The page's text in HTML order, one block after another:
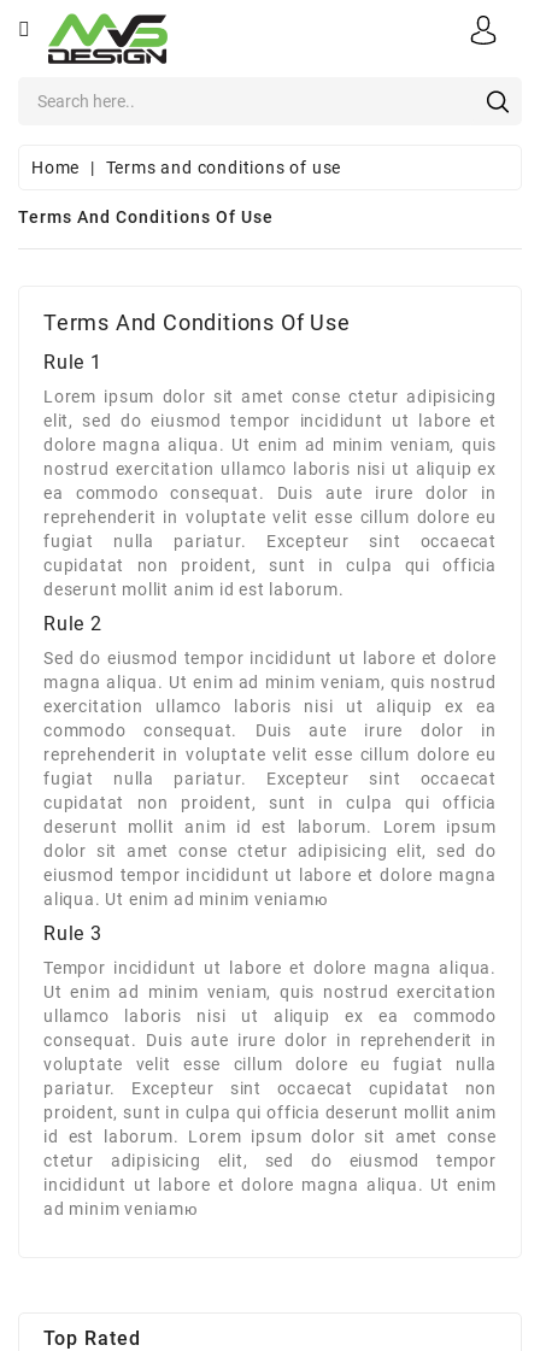
CATEGORY
Apparel
Safety
Office
Corporate
Stores
About
Customizer
Home Terms and conditions of use
Terms And Conditions Of Use
Terms And Conditions Of Use
Rule 1
Lorem ipsum dolor sit amet conse ctetur adipisicing
elit, sed do eiusmod tempor incididunt ut labore et
dolore magna aliqua. Ut enim ad minim veniam, quis
nostrud exercitation ullamco laboris nisi ut aliquip ex
ea commodo consequat. Duis aute irure dolor in
reprehenderit in voluptate velit esse cillum dolore eu
fugiat nulla pariatur. Excepteur sint occaecat
cupidatat non proident, sunt in culpa qui officia
deserunt mollit anim id est laborum.
Rule 2
Sed do eiusmod tempor incididunt ut labore et dolore
magna aliqua. Ut enim ad minim veniam, quis nostrud
exercitation ullamco laboris nisi ut aliquip ex ea
commodo consequat. Duis aute irure dolor in
reprehenderit in voluptate velit esse cillum dolore eu
fugiat nulla pariatur. Excepteur sint occaecat
cupidatat non proident, sunt in culpa qui officia
deserunt mollit anim id est laborum. Lorem ipsum
dolor sit amet conse ctetur adipisicing elit, sed do
eiusmod tempor incididunt ut labore et dolore magna
aliqua. Ut enim ad minim veniamю
Rule 3
Tempor incididunt ut labore et dolore magna aliqua.
Ut enim ad minim veniam, quis nostrud exercitation
ullamco laboris nisi ut aliquip ex ea commodo
consequat. Duis aute irure dolor in reprehenderit in
voluptate velit esse cillum dolore eu fugiat nulla
pariatur. Excepteur sint occaecat cupidatat non
proident, sunt in culpa qui officia deserunt mollit anim
id est laborum. Lorem ipsum dolor sit amet conse
ctetur adipisicing elit, sed do eiusmod tempor
incididunt ut labore et dolore magna aliqua. Ut enim
ad minim veniamю
Top Rated